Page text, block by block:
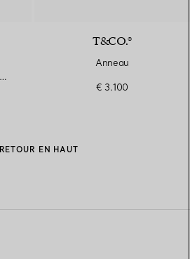
T&CO.®
Anneau
€ 3.100
RETOUR EN HAUT